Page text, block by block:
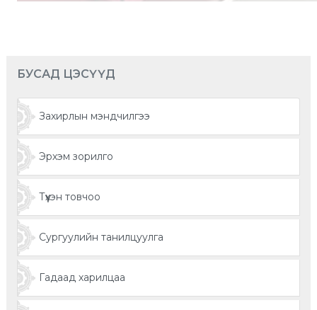
БУСАД ЦЭСҮҮД
Захирлын мэндчилгээ
Эрхэм зорилго
Түүхэн товчоо
Сургуулийн танилцуулга
Гадаад харилцаа